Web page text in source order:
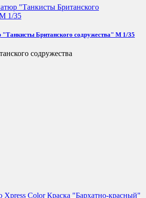
Британского содружества" М 1/35
содружества